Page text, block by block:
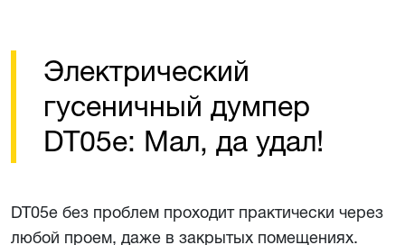
Электрический
гусеничный думпер
DT05e: Мал, да удал!
DT05e без проблем проходит практически через
любой проем, даже в закрытых помещениях.